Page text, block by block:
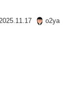
2025.11.17 o2ya